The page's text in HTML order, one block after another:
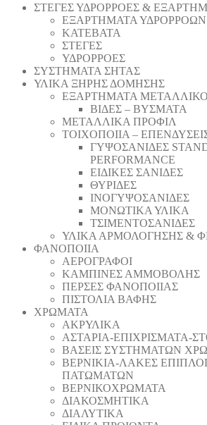
ΣΤΕΓΕΣ ΥΔΡΟΡΡΟΕΣ &
ΕΞΑΡΤΗΜΑΤΑ ΥΔΡΟΡΡΟΩΝ
ΚΑΤΕΒΑΤΑ
ΣΤΕΓΕΣ
ΥΔΡΟΡΡΟΕΣ
ΣΥΣΤΗΜΑΤΑ ΣΗΤΑΣ
ΥΛΙΚΑ ΞΗΡΗΣ ΔΟΜΗΣΗΣ
ΕΞΑΡΤΗΜΑΤΑ
ΒΙΔΕΣ – ΒΥΣΜΑΤΑ
ΜΕΤΑΛΛΙΚΑ ΠΡΟΦΙΛ
ΤΟΙΧΟΠΟΙΙΑ –
ΓΥΨΟΣΑΝΙΔΕΣ
PERFORMANCE
ΕΙΔΙΚΕΣ ΣΑΝΙΔΕΣ
ΘΥΡΙΔΕΣ
ΙΝΟΓΥΨΟΣΑΝΙΔΕΣ
ΜΟΝΩΤΙΚΑ ΥΛΙΚΑ
ΤΣΙΜΕΝΤΟΣΑΝΙΔΕΣ
ΥΛΙΚΑ ΑΡΜΟΛΟΓΗΣΗΣ &
ΦΑΝΟΠΟΙΙΑ
ΑΕΡΟΓΡΑΦΟΙ
ΚΑΜΠΙΝΕΣ ΑΜΜΟΒΟΛΗΣ
ΠΕΡΣΕΣ ΦΑΝΟΠΟΙΙΑΣ
ΠΙΣΤΟΛΙΑ ΒΑΦΗΣ
ΧΡΩΜΑΤΑ
ΑΚΡΥΛΙΚΑ
ΑΣΤΑΡΙΑ-ΕΠΙΧΡΙΣΜΑΤΑ-
ΒΑΣΕΙΣ ΣΥΣΤΗΜΑΤΩΝ
ΒΕΡΝΙΚΙΑ-ΛΑΚΕΣ
ΠΑΤΩΜΑΤΩΝ
ΒΕΡΝΙΚΟΧΡΩΜΑΤΑ
ΔΙΑΚΟΣΜΗΤΙΚΑ
ΔΙΑΛΥΤΙΚΑ